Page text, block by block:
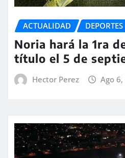
ACTUALIDAD DEPORTES
Noria hará la 1ra
título el 5 de
Hector Perez Ago